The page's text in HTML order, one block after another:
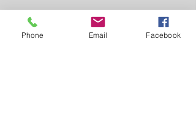
Phone Email Facebook